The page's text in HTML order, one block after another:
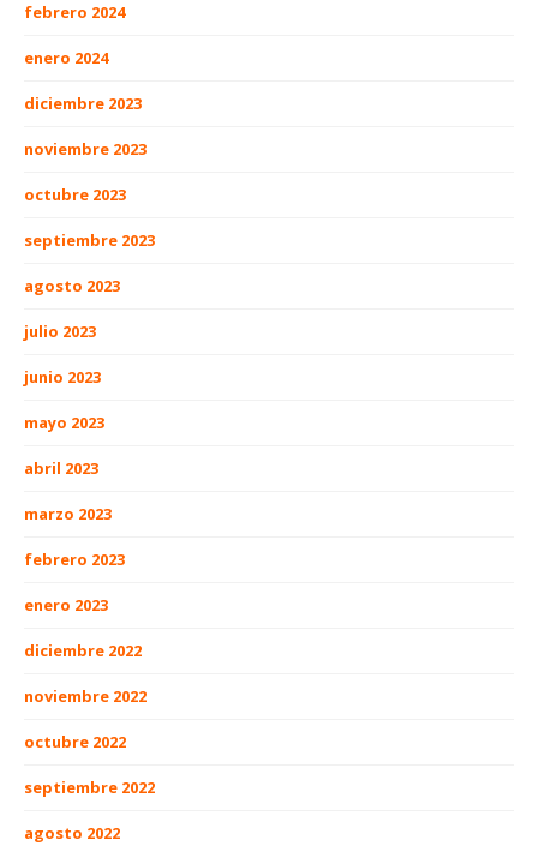
febrero 2024
enero 2024
diciembre 2023
noviembre 2023
octubre 2023
septiembre 2023
agosto 2023
julio 2023
junio 2023
mayo 2023
abril 2023
marzo 2023
febrero 2023
enero 2023
diciembre 2022
noviembre 2022
octubre 2022
septiembre 2022
agosto 2022